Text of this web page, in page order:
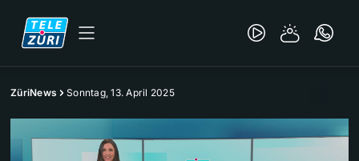
ZüriNews Sonntag, 13. April 2025